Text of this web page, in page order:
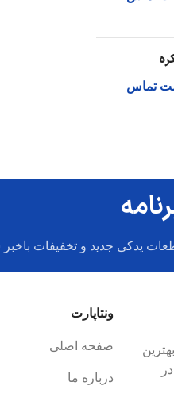
تماس
یدکی جدید و تخفیفات باخبر
ونتاپارت
صفحه اصلی
درباره ما